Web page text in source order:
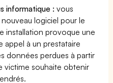
informatique : vous
nouveau logiciel pour le
installation provoque une
appel à un prestataire
données perdues à partir
victime souhaite obtenir